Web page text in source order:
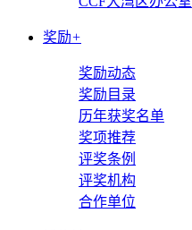
奖励+
奖励动态
奖励目录
历年获奖名单
奖项推荐
评奖条例
评奖机构
合作单位